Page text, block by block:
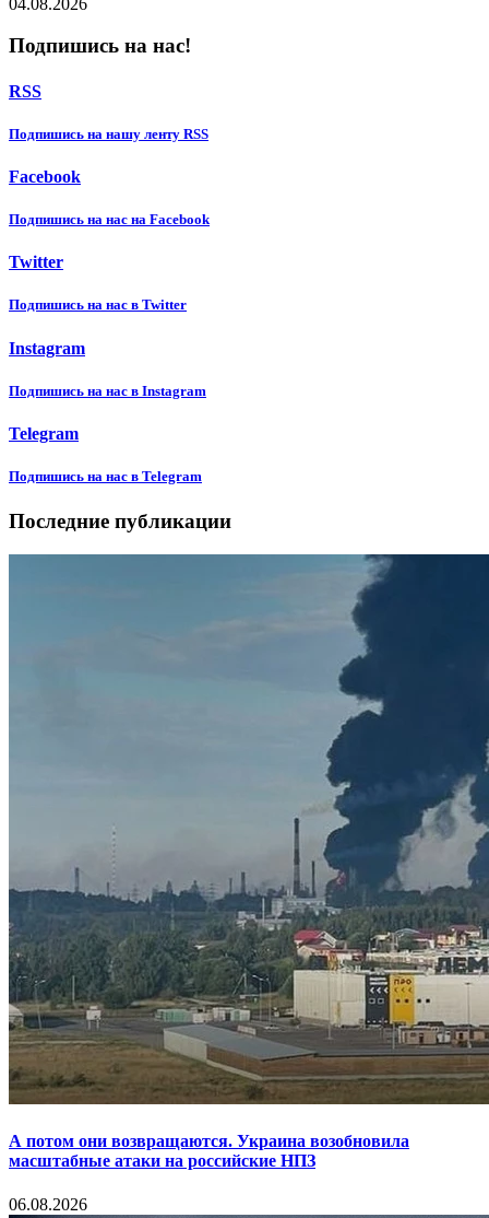
Подпишись на нас!
RSS
Подпишиcь на нашу ленту RSS
Facebook
Подпишиcь на нас на Facebook
Twitter
Подпишиcь на нас в Twitter
Instagram
Подпишиcь на нас в Instagram
Telegram
Подпишиcь на нас в Telegram
Последние публикации
А потом они возвращаются. Украина возобновила
масштабные атаки на российские НПЗ
06.08.2026